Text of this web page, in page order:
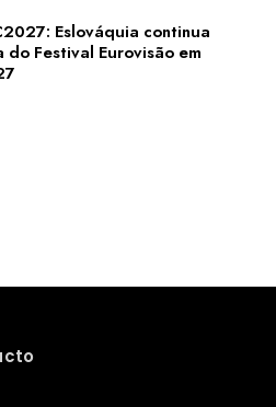
Eslováquia continua
do Festival Eurovisão em